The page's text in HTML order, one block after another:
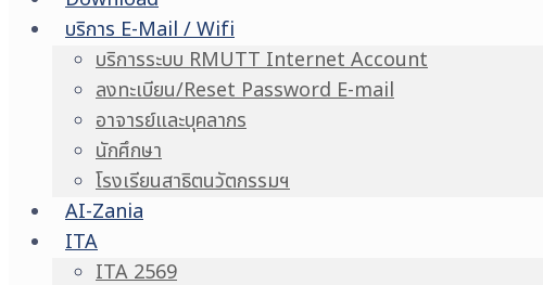
บริการ E-Mail / Wifi
บริการระบบ RMUTT Internet Account
ลงทะเบียน/Reset Password E-mail
อาจารย์และบุคลากร
นักศึกษา
โรงเรียนสาธิตนวัตกรรมฯ
AI-Zania
ITA
ITA 2569